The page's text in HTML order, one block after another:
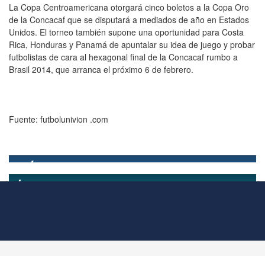
La Copa Centroamericana otorgará cinco boletos a la Copa Oro
de la Concacaf que se disputará a mediados de año en Estados
Unidos. El torneo también supone una oportunidad para Costa
Rica, Honduras y Panamá de apuntalar su idea de juego y probar
futbolistas de cara al hexagonal final de la Concacaf rumbo a
Brasil 2014, que arranca el próximo 6 de febrero.
Fuente: futbolunivion .com